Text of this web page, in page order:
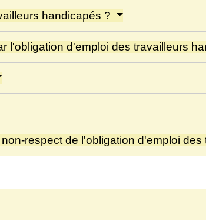
handicapés ?
l'obligation d'emploi des travailleurs
respect de l'obligation d'emploi